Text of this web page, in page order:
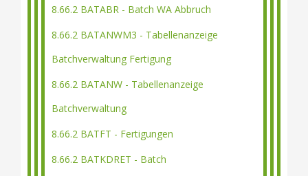
8.66.2 BATABR - Batch WA Abbruch
8.66.2 BATANWM3 - Tabellenanzeige
Batchverwaltung Fertigung
8.66.2 BATANW - Tabellenanzeige
Batchverwaltung
8.66.2 BATFT - Fertigungen
8.66.2 BATKDRET - Batch